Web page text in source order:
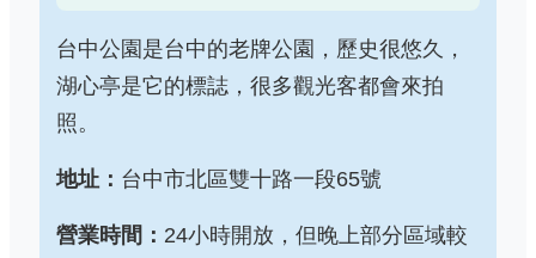
台中公園是台中的老牌公園，歷史很悠久，
湖心亭是它的標誌，很多觀光客都會來拍
照。
地址： 台中市北區雙十路一段65號
營業時間： 24小時開放，但晚上部分區域較